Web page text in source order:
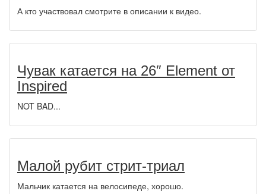
А кто участвовал смотрите в описании к видео.
Чувак катается на 26″ Element от
Inspired
NOT BAD...
Малой рубит стрит-триал
Мальчик катается на велосипеде, хорошо.